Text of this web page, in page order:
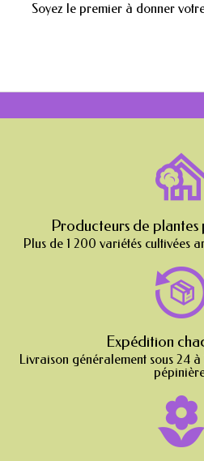
Soyez le premier à donner
Producteurs de plantes
Plus de 1 200 variétés cultivées
Expédition
Livraison généralement sous 24